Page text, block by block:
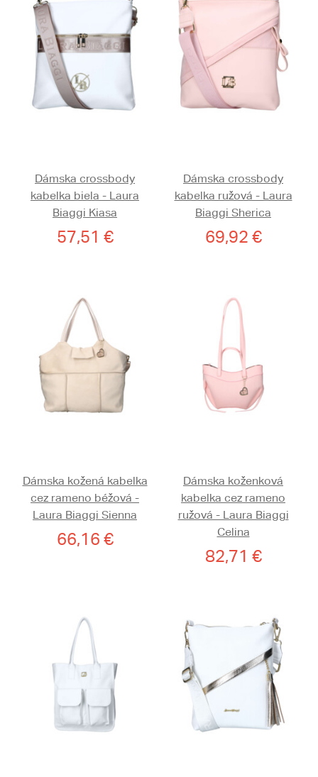
Dámska crossbody
kabelka biela - Laura
Biaggi Kiasa
57,51 €
Dámska crossbody
kabelka ružová - Laura
Biaggi Sherica
69,92 €
Dámska kožená kabelka
cez rameno béžová -
Laura Biaggi Sienna
66,16 €
Dámska koženková
kabelka cez rameno
ružová - Laura Biaggi
Celina
82,71 €